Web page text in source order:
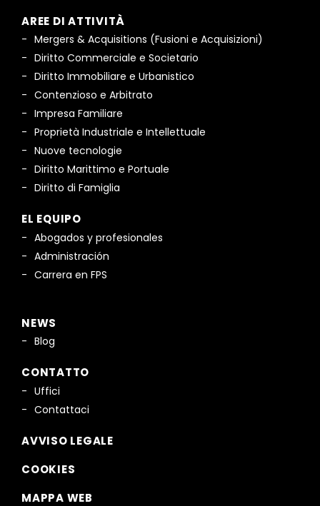
AREE DI ATTIVITÀ
Mergers & Acquisitions (Fusioni e Acquisizioni)
Diritto Commerciale e Societario
Diritto Immobiliare e Urbanistico
Contenzioso e Arbitrato
Impresa Familiare
Proprietà Industriale e Intellettuale
Nuove tecnologie
Diritto Marittimo e Portuale
Diritto di Famiglia
EL EQUIPO
Abogados y profesionales
Administración
Carrera en FPS
NEWS
Blog
CONTATTO
Uffici
Contattaci
AVVISO LEGALE
COOKIES
MAPPA WEB